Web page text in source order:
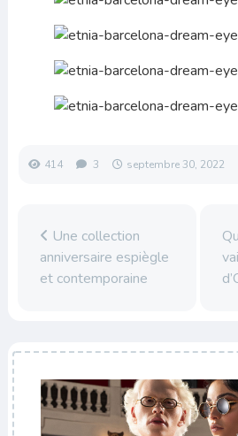
414 3 septembre 30, 2022
Une collection
anniversaire espiègle
et contemporaine